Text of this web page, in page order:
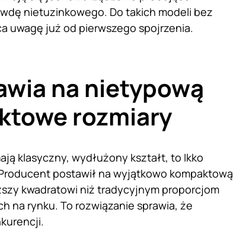
nietuzinkowego. Do takich modeli bez
uwagę już od pierwszego spojrzenia.
na nietypową
rozmiary
klasyczny, wydłużony kształt, to Ikko
postawił na wyjątkowo kompaktową
kwadratowi niż tradycyjnym proporcjom
na rynku. To rozwiązanie sprawia, że